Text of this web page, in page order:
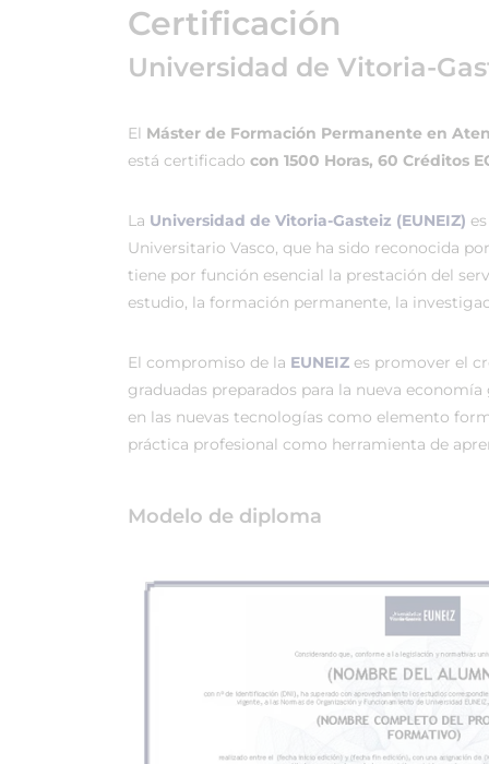
Certificación
Universidad de Vitoria-
El Máster de Formación Permanente en
está certificado con 1500 Horas, 60 Créditos
La Universidad de Vitoria-Gasteiz (EUNEIZ)
Universitario Vasco, que ha sido reconocida
tiene por función esencial la prestación del
estudio, la formación permanente, la
El compromiso de la EUNEIZ es promover el
graduadas preparados para la nueva
en las nuevas tecnologías como elemento
práctica profesional como herramienta de
Modelo de diploma